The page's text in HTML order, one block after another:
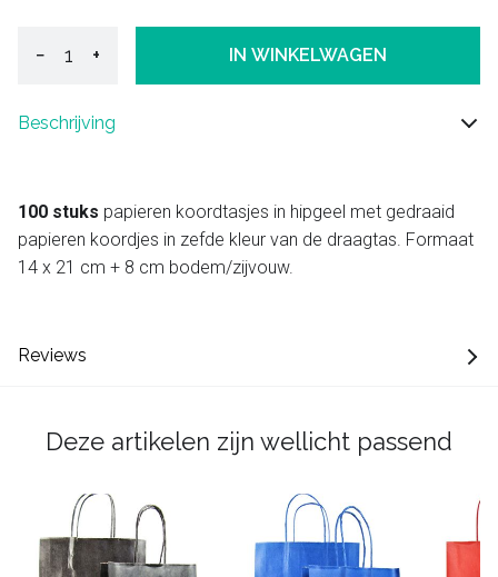
− + IN WINKELWAGEN
Beschrijving
100 stuks papieren koordtasjes in hipgeel met gedraaid
papieren koordjes in zefde kleur van de draagtas. Formaat
14 x 21 cm + 8 cm bodem/zijvouw.
Reviews
Deze artikelen zijn wellicht passend